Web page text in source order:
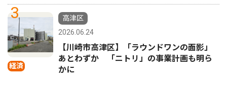
3
経済
高津区
2026.06.24
【川崎市高津区】「ラウンドワンの面影」
あとわずか 「ニトリ」の事業計画も明ら
かに